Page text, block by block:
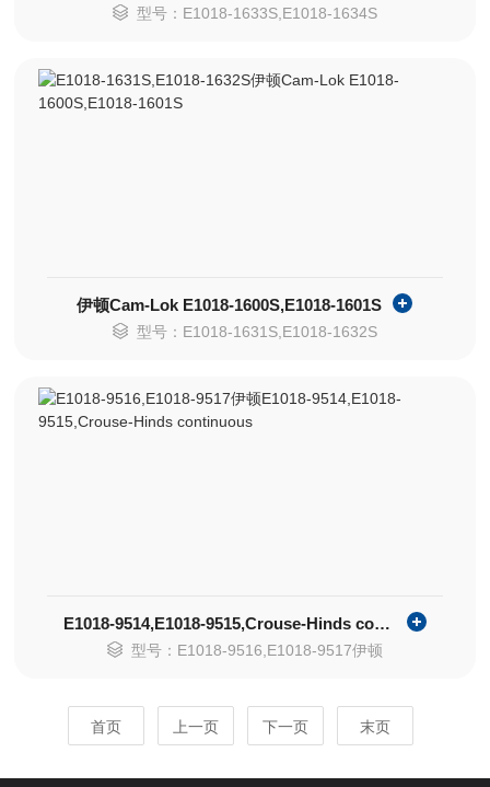
型号：E1018-1633S,E1018-1634S
伊顿Cam-Lok E1018-1600S,E1018-1601S
型号：E1018-1631S,E1018-1632S
E1018-9514,E1018-9515,Crouse-Hinds continuous
型号：E1018-9516,E1018-9517伊顿
首页 上一页 下一页 末页